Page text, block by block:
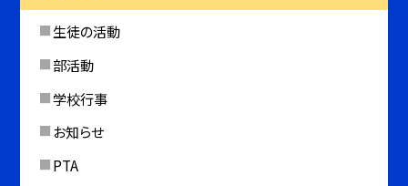
生徒の活動
部活動
学校行事
お知らせ
PTA